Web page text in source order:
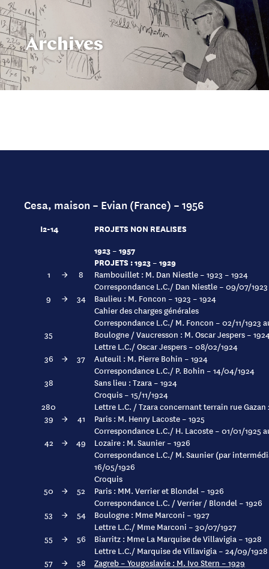
Archives
Cesa, maison – Evian (France) – 1956
I2-14
PROJETS NON REALISES
1923 – 1957
PROJETS : 1923 – 1929
1 → 8
Rambouillet : M. Dan Niestle – 1923 – 1924
Correspondance L.C./ Dan Niestle – 09/07/
9
→ 34
Baulieu : M. Foncon – 1923 – 1924
Cahier des charges générales
Correspondance L.C./ M. Foncon – 02/11/1923
35
Boulogne / Vaucresson : M. Oscar Jespers –
Lettre L.C./ Oscar Jespers – 08/02/1924
36
→ 37
Auteuil : M. Pierre Bohin – 1924
Correspondance L.C./ P. Bohin – 14/04/1924
38
Sans lieu : Tzara – 1924
Croquis – 15/11/1924
280
Lettre L.C. / Tzara concernant terrain rue Gazan
39
→ 41
Paris : M. Henry Lacoste – 1925
Correspondance L.C./ H. Lacoste – 01/01/1925
42
→ 49
Lozaire : M. Saunier – 1926
Correspondance L.C./ M. Saunier (par
16/05/1926
Croquis
50
→ 52
Paris : MM. Verrier et Blondel – 1926
Correspondance L.C. / Verrier / Blondel – 1926
53
→ 54
Boulogne : Mme Marconi – 1927
Lettre L.C./ Mme Marconi – 30/07/1927
55
→ 56
Biarritz : Mme La Marquise de Villavigia – 1928
Lettre L.C./ Marquise de Villavigia – 24/09/1928
57
→ 58
Zagreb – Yougoslavie : M. Ivo Stern – 1929